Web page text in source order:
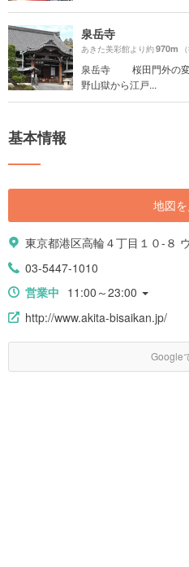
泉岳寺
あきた美彩館より約970m
泉岳寺 桜田門外の変
野山獄から江戸...
基本情報
地図
東京都港区高輪４丁目１０-８
03-5447-1010
営業中 11:00～23:00
http://www.akita-bisaikan.jp/
Google